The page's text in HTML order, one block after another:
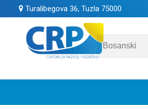
Turalibegova 36, Tuzla 75000